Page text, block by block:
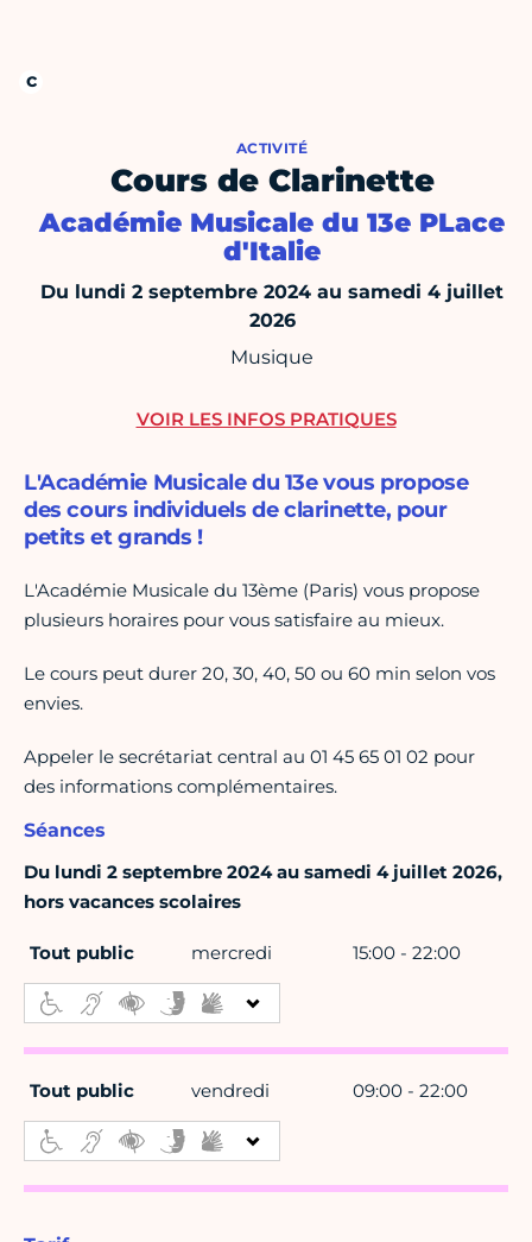
ACTIVITÉ
Cours de Clarinette
Académie Musicale du 13e PLace
d'Italie
Du lundi 2 septembre 2024 au samedi 4 juillet
2026
Musique
L'Académie Musicale du 13e vous propose
des cours individuels de clarinette, pour
petits et grands !
L'Académie Musicale du 13ème (Paris) vous propose
plusieurs horaires pour vous satisfaire au mieux.
Le cours peut durer 20, 30, 40, 50 ou 60 min selon vos
envies.
Appeler le secrétariat central au 01 45 65 01 02 pour
des informations complémentaires.
Séances
Du lundi 2 septembre 2024 au samedi 4 juillet 2026,
hors vacances scolaires
Tout public mercredi 15:00 - 22:00
Tout public vendredi 09:00 - 22:00
VOIR LES INFOS PRATIQUES